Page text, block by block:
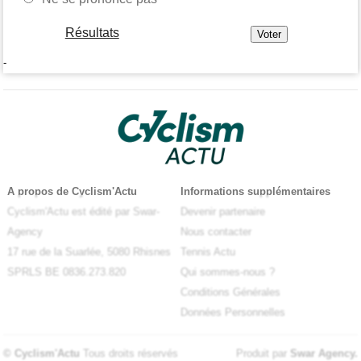
Résultats
-
A propos de Cyclism'Actu
Cyclism'Actu est édité par Swar-
Agency
17 rue de la Suarlée, 5080 Rhisnes
SPRLS BE 0836.273.820
Informations supplémentaires
Devenir partenaire
Nous contacter
Tennis Actu
Qui sommes-nous ?
Conditions Générales
Données Personnelles
© Cyclism'Actu Tous droits réservés Produit par Swar Agency.